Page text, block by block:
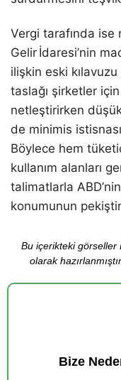
Vergi tarafında ise
Gelir İdaresi’nin
ilişkin eski
taslağı şirketler
netleştirirken
de minimis
Böylece hem
kullanım alanları
talimatlarla
konumunun
Bu içerikteki görseller
olarak
Bize